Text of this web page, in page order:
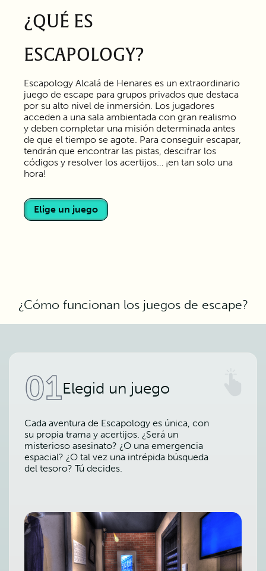
¿QUÉ ES
ESCAPOLOGY?
Escapology Alcalá de Henares es un extraordinario
juego de escape para grupos privados que destaca
por su alto nivel de inmersión. Los jugadores
acceden a una sala ambientada con gran realismo
y deben completar una misión determinada antes
de que el tiempo se agote. Para conseguir escapar,
tendrán que encontrar las pistas, descifrar los
códigos y resolver los acertijos… ¡en tan solo una
hora!
Elige un juego
¿Cómo funcionan los juegos de escape?
01Elegid un juego
Cada aventura de Escapology es única, con
su propia trama y acertijos. ¿Será un
misterioso asesinato? ¿O una emergencia
espacial? ¿O tal vez una intrépida búsqueda
del tesoro? Tú decides.